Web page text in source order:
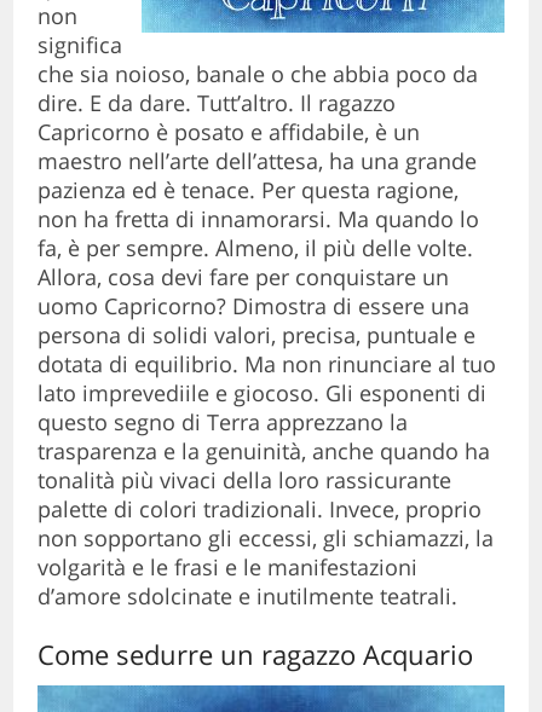
non
significa
che sia noioso, banale o che abbia poco da
dire. E da dare. Tutt’altro. Il ragazzo
Capricorno è posato e affidabile, è un
maestro nell’arte dell’attesa, ha una grande
pazienza ed è tenace. Per questa ragione,
non ha fretta di innamorarsi. Ma quando lo
fa, è per sempre. Almeno, il più delle volte.
Allora, cosa devi fare per conquistare un
uomo Capricorno? Dimostra di essere una
persona di solidi valori, precisa, puntuale e
dotata di equilibrio. Ma non rinunciare al tuo
lato imprevediile e giocoso. Gli esponenti di
questo segno di Terra apprezzano la
trasparenza e la genuinità, anche quando ha
tonalità più vivaci della loro rassicurante
palette di colori tradizionali. Invece, proprio
non sopportano gli eccessi, gli schiamazzi, la
volgarità e le frasi e le manifestazioni
d’amore sdolcinate e inutilmente teatrali.
Come sedurre un ragazzo Acquario